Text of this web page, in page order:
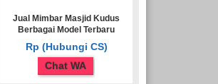
Jual Mimbar Masjid Kudus
Berbagai Model Terbaru
Rp (Hubungi CS)
Chat WA